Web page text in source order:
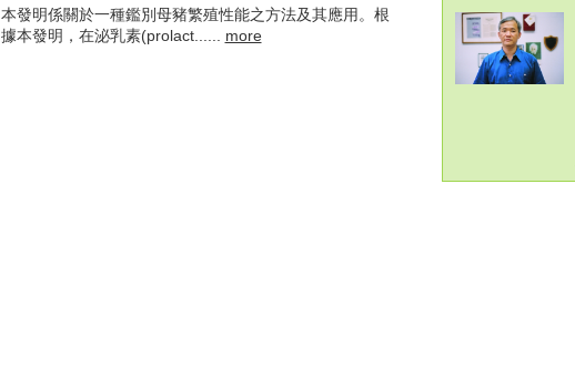
本發明係關於一種鑑別母豬繁殖性能之方法及其應用。根
據本發明，在泌乳素(prolact...... more